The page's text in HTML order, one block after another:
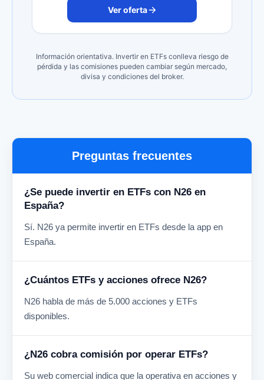
Ver oferta
Información orientativa. Invertir en ETFs conlleva riesgo de
pérdida y las comisiones pueden cambiar según mercado,
divisa y condiciones del broker.
Preguntas frecuentes
¿Se puede invertir en ETFs con N26 en
España?
Sí. N26 ya permite invertir en ETFs desde la app en
España.
¿Cuántos ETFs y acciones ofrece N26?
N26 habla de más de 5.000 acciones y ETFs
disponibles.
¿N26 cobra comisión por operar ETFs?
Su web comercial indica que la operativa en acciones y